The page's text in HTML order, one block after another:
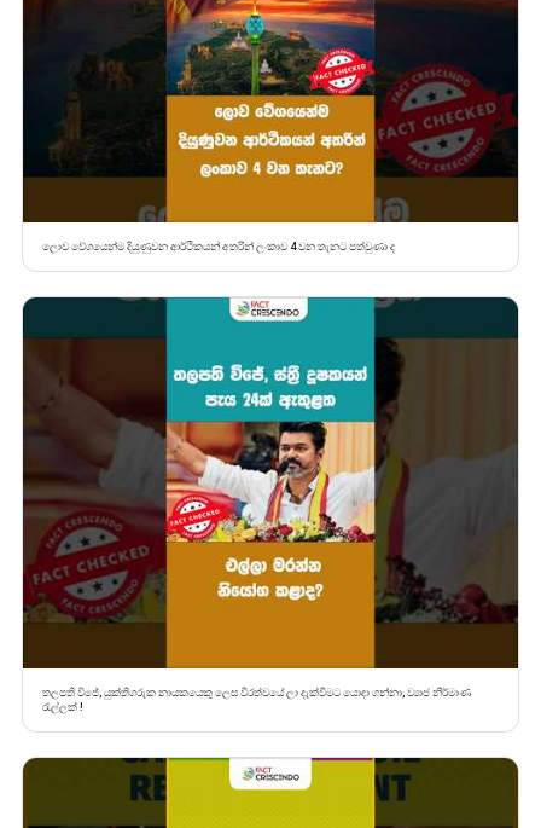
ලොව වේගයෙන්ම දියුණුවන ආර්ථිකයන් අතරින් ලංකාව 4 වන තැනට පත්වුණා ද
තලපති විජේ, යුක්තිගරුක නායකයෙකු ලෙස වීරත්වයේ ලා දැක්වීමට යොදා ගන්නා, ව්‍යාජ නිර්මාණ
රැල්ලක් !